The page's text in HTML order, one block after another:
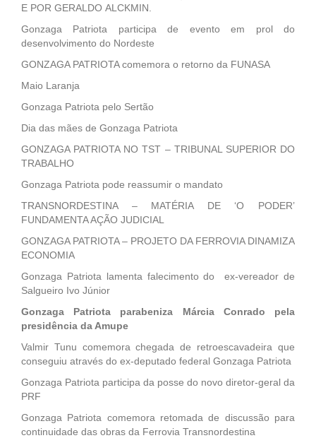
E POR GERALDO ALCKMIN.
Gonzaga Patriota participa de evento em prol do
desenvolvimento do Nordeste
GONZAGA PATRIOTA comemora o retorno da FUNASA
Maio Laranja
Gonzaga Patriota pelo Sertão
Dia das mães de Gonzaga Patriota
GONZAGA PATRIOTA NO TST – TRIBUNAL SUPERIOR DO
TRABALHO
Gonzaga Patriota pode reassumir o mandato
TRANSNORDESTINA – MATÉRIA DE ‘O PODER’
FUNDAMENTA AÇÃO JUDICIAL
GONZAGA PATRIOTA – PROJETO DA FERROVIA DINAMIZA
ECONOMIA
Gonzaga Patriota lamenta falecimento do ex-vereador de
Salgueiro Ivo Júnior
Gonzaga Patriota parabeniza Márcia Conrado pela
presidência da Amupe
Valmir Tunu comemora chegada de retroescavadeira que
conseguiu através do ex-deputado federal Gonzaga Patriota
Gonzaga Patriota participa da posse do novo diretor-geral da
PRF
Gonzaga Patriota comemora retomada de discussão para
continuidade das obras da Ferrovia Transnordestina